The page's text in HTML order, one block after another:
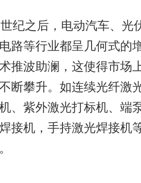
之后，电动汽车、光
路等行业都呈几何式的
推波助澜，这使得市场
断攀升。如连续光纤激
、紫外激光打标机、端
接机，手持激光焊接机